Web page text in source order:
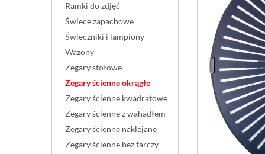
Ramki do zdjęć
Świece zapachowe
Świeczniki i lampiony
Wazony
Zegary stołowe
Zegary ścienne okrągłe
Zegary ścienne kwadratowe
Zegary ścienne z wahadłem
Zegary ścienne naklejane
Zegary ścienne bez tarczy